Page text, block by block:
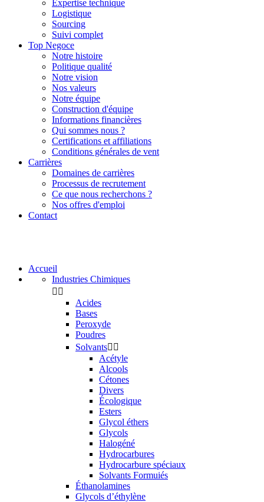
Expertise technique
Logistique
Sourcing
Suivi complet
Top Negoce
Notre histoire
Politique qualité
Notre vision
Nos valeurs
Notre équipe
Construction d'équipe
Informations financières
Qui sommes nous ?
Certifications et affiliations
Conditions générales de vent
Carrières
Domaines de carrières
Processus de recrutement
Ce que nous recherchons ?
Nos offres d'emploi
Contact
Accueil
Industries Chimiques
 
Acides
Bases
Peroxyde
Poudres
Solvants 
Acétyle
Alcools
Cétones
Divers
Écologique
Esters
Glycol éthers
Glycols
Halogéné
Hydrocarbures
Hydrocarbure spéciaux
Solvants Formuiés
Éthanolamines
Glycols d’éthylène